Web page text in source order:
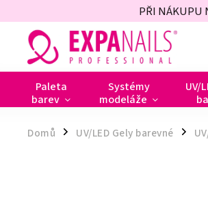
PŘI NÁKUPU
Paleta
barev
Systémy
modeláže
UV/
Domů / UV/LED Gely barevné /